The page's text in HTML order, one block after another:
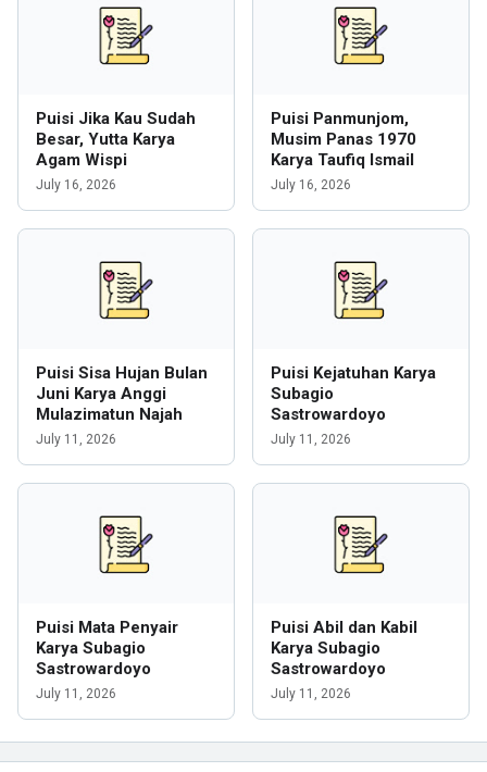
Puisi Jika Kau Sudah
Besar, Yutta Karya
Agam Wispi
July 16, 2026
Puisi Panmunjom,
Musim Panas 1970
Karya Taufiq Ismail
July 16, 2026
Puisi Sisa Hujan Bulan
Juni Karya Anggi
Mulazimatun Najah
July 11, 2026
Puisi Kejatuhan Karya
Subagio
Sastrowardoyo
July 11, 2026
Puisi Mata Penyair
Karya Subagio
Sastrowardoyo
July 11, 2026
Puisi Abil dan Kabil
Karya Subagio
Sastrowardoyo
July 11, 2026